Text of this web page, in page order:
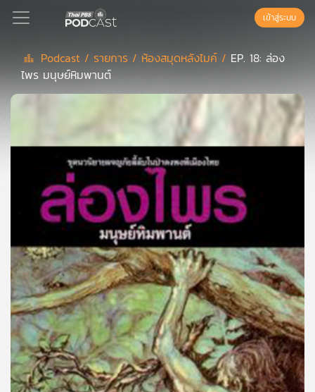
Podcast
ย์
เพล
ย์
ลิ
สต์
ของ
คุณ
เพลง
เข้าสู่ระบบ
Podcast / รายการ / ห้องสมุดหลังไมค์ / EP. 18: ล่อง
ไพร มนุษย์หิมพานต์